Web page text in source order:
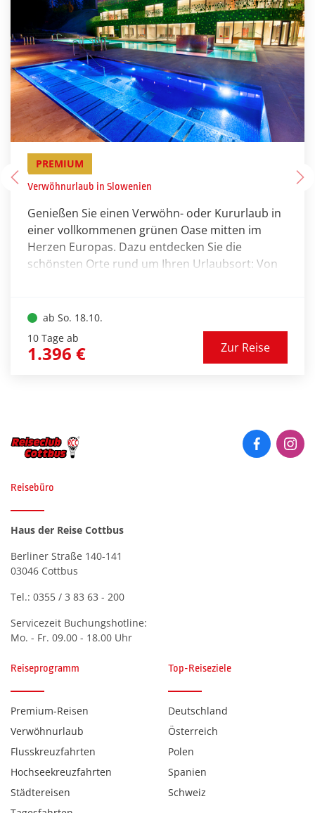
PREMIUM
Verwöhnurlaub in Slowenien
Genießen Sie einen Verwöhn- oder Kururlaub in
einer vollkommenen grünen Oase mitten im
Herzen Europas. Dazu entdecken Sie die
schönsten Orte rund um Ihren Urlaubsort: Von
Fall reichlich Abwechslung garantiert.
ab So. 18.10.
10 Tage ab
1.396 € Zur Reise
Reisebüro
Haus der Reise Cottbus
Berliner Straße 140-141
03046 Cottbus
Tel.: 0355 / 3 83 63 - 200
Servicezeit Buchungshotline:
Mo. - Fr. 09.00 - 18.00 Uhr
Reiseprogramm
Premium-Reisen
Verwöhnurlaub
Flusskreuzfahrten
Hochseekreuzfahrten
Städtereisen
Top-Reiseziele
Deutschland
Österreich
Polen
Spanien
Schweiz